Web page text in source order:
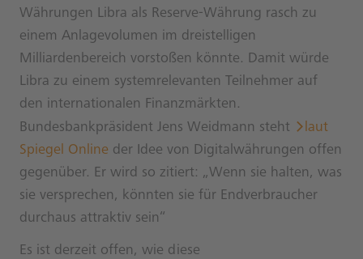
Währungen Libra als Reserve-Währung rasch zu
einem Anlagevolumen im dreistelligen
Milliardenbereich vorstoßen könnte. Damit würde
Libra zu einem systemrelevanten Teilnehmer auf
den internationalen Finanzmärkten.
Bundesbankpräsident Jens Weidmann steht
laut
Spiegel Online der Idee von Digitalwährungen offen
gegenüber. Er wird so zitiert: „Wenn sie halten, was
sie versprechen, könnten sie für Endverbraucher
durchaus attraktiv sein“
Es ist derzeit offen, wie diese